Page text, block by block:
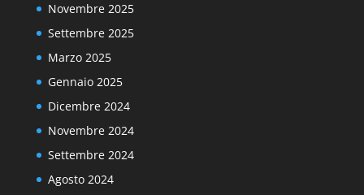
Novembre 2025
Settembre 2025
Marzo 2025
Gennaio 2025
Dicembre 2024
Novembre 2024
Settembre 2024
Agosto 2024